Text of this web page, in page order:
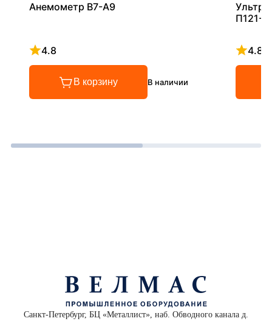
Анемометр В7-А9
4.8
Рейтинг 4.8 из 5
В корзину В наличии
П121-
4.8
Санкт-Петербург, БЦ «Металлист», наб. Обводного канала д.